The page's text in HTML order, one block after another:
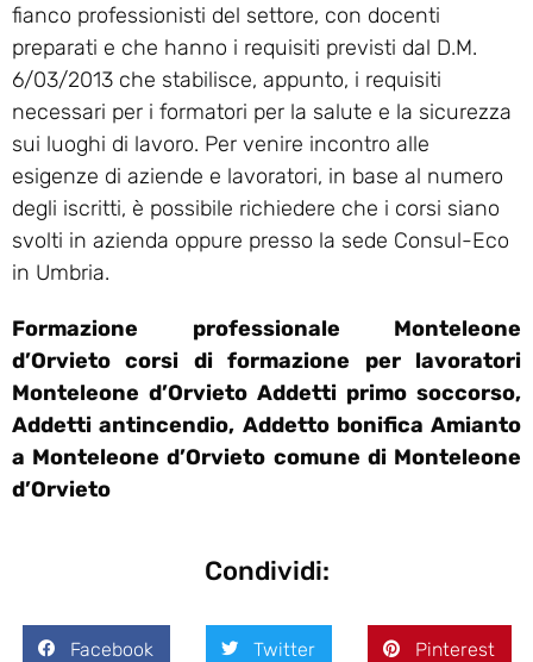
fianco professionisti del settore, con docenti
preparati e che hanno i requisiti previsti dal D.M.
6/03/2013 che stabilisce, appunto, i requisiti
necessari per i formatori per la salute e la sicurezza
sui luoghi di lavoro. Per venire incontro alle
esigenze di aziende e lavoratori, in base al numero
degli iscritti, è possibile richiedere che i corsi siano
svolti in azienda oppure presso la sede Consul-Eco
in Umbria.
Formazione professionale Monteleone
d’Orvieto corsi di formazione per lavoratori
Monteleone d’Orvieto Addetti primo soccorso,
Addetti antincendio, Addetto bonifica Amianto
a Monteleone d’Orvieto comune di Monteleone
d’Orvieto
Condividi:
Facebook Twitter Pinterest